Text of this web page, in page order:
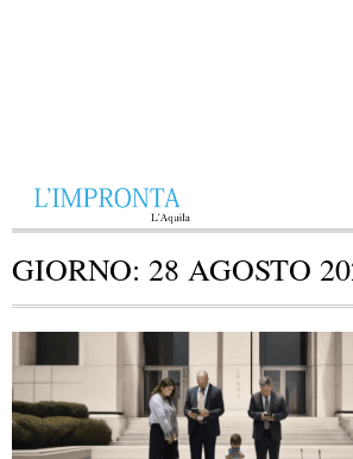
GIORNO: 28 AGOSTO